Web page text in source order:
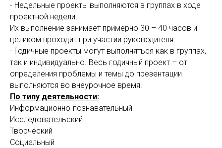
- Недельные проекты выполняются в группах в ходе
проектной недели.
Их выполнение занимает примерно 30 – 40 часов и
целиком проходит при участии руководителя.
- Годичные проекты могут выполняться как в группах,
так и индивидуально. Весь годичный проект – от
определения проблемы и темы до презентации
выполняются во внеурочное время.
По типу деятельности:
Информационно-познавательный
Исследовательский
Творческий
Социальный